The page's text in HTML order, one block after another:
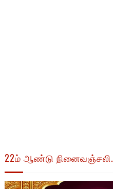
22ம் ஆண்டு நினைவஞ்சலி.